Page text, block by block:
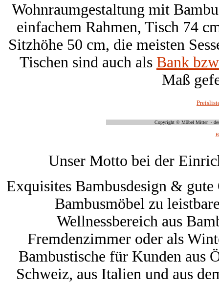
Wohnraumgestaltung mit
einfachem Rahmen, Tisch 74
Sitzhöhe 50 cm, die meisten
Tischen sind auch als Bank
Maß
Copyright © Möbel Mitter -
Unser Motto bei der
Exquisites Bambusdesign &
Bambusmöbel zu
Wellnessbereich aus
Fremdenzimmer oder als
Bambustische für Kunden aus
Schweiz, aus Italien und aus